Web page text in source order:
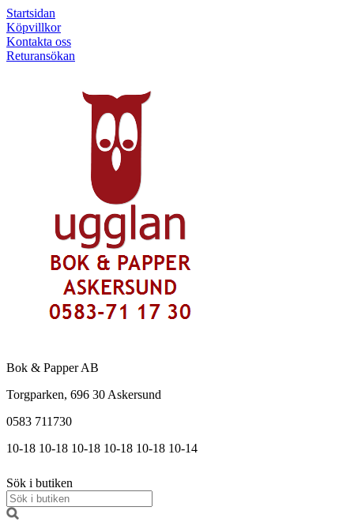
Startsidan
Köpvillkor
Kontakta oss
Returansökan
Bok & Papper AB
Torgparken, 696 30 Askersund
0583 711730
10-18 10-18 10-18 10-18 10-18 10-14
Sök i butiken